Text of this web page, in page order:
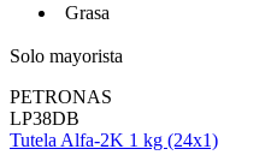
Grasa
Solo mayorista
PETRONAS
LP38DB
Tutela Alfa-2K 1 kg (24x1)